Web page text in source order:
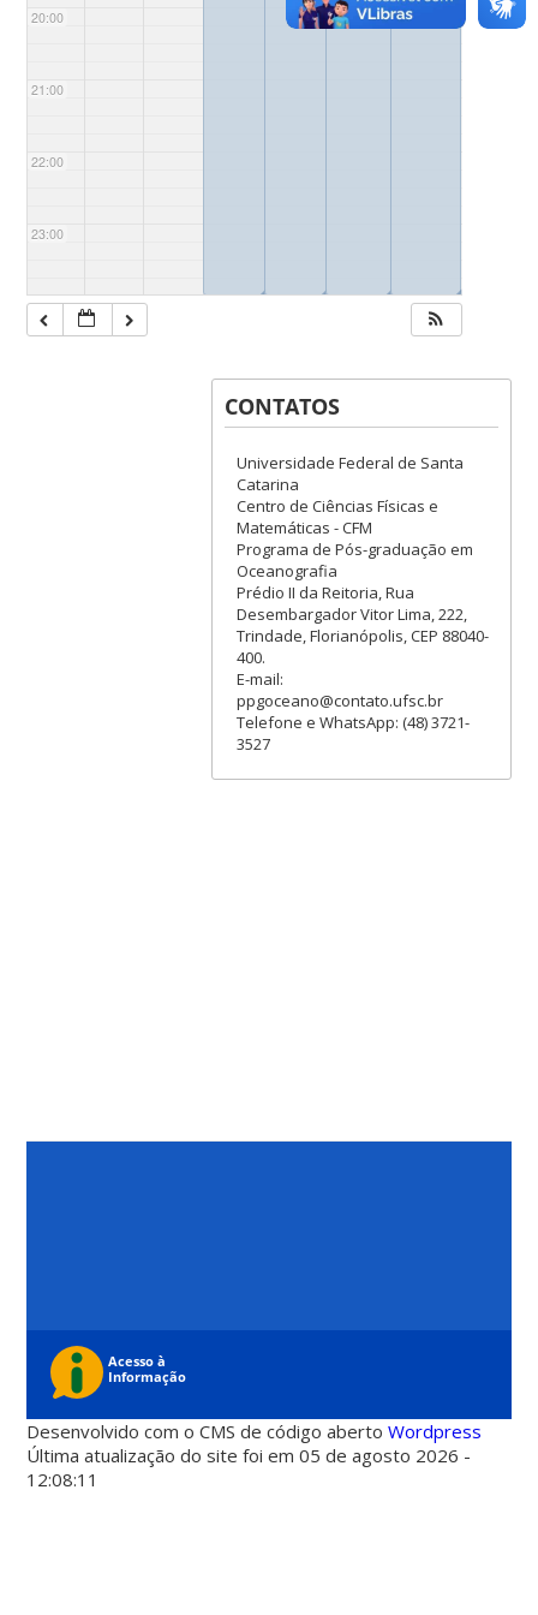
20:00
21:00
22:00
23:00
◢ ◢ ◢ ◢
CONTATOS
Universidade Federal de Santa
Catarina
Centro de Ciências Físicas e
Matemáticas - CFM
Programa de Pós-graduação em
Oceanografia
Prédio II da Reitoria, Rua
Desembargador Vitor Lima, 222,
Trindade, Florianópolis, CEP 88040-
400.
E-mail:
ppgoceano@contato.ufsc.br
Telefone e WhatsApp: (48) 3721-
3527
Desenvolvido com o CMS de código abertoWordpress
Última atualização do site foi em 05 de agosto 2026 -
12:08:11